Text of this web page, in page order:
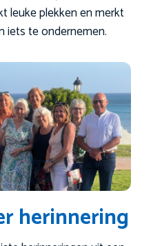
leuke plekken en merkt
iets te ondernemen.
herinnering